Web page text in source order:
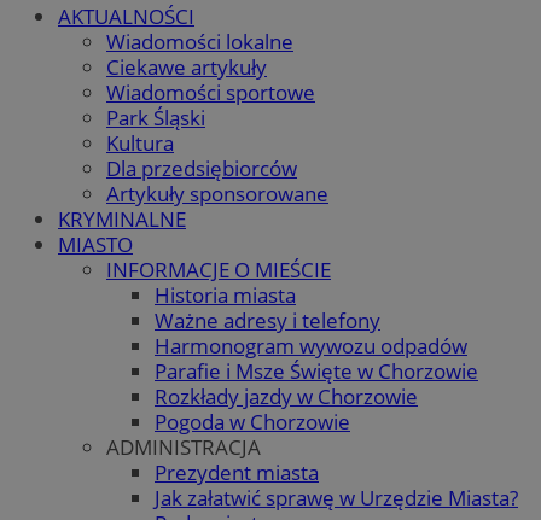
AKTUALNOŚCI
Wiadomości lokalne
Ciekawe artykuły
Wiadomości sportowe
Park Śląski
Kultura
Dla przedsiębiorców
Artykuły sponsorowane
KRYMINALNE
MIASTO
INFORMACJE O MIEŚCIE
Historia miasta
Ważne adresy i telefony
Harmonogram wywozu odpadów
Parafie i Msze Święte w Chorzowie
Rozkłady jazdy w Chorzowie
Pogoda w Chorzowie
ADMINISTRACJA
Prezydent miasta
Jak załatwić sprawę w Urzędzie Miasta?